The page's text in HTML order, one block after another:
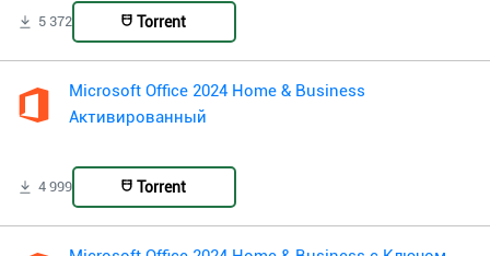
5 372 Torrent
Microsoft Office 2024 Home & Business
Активированный
4 999 Torrent